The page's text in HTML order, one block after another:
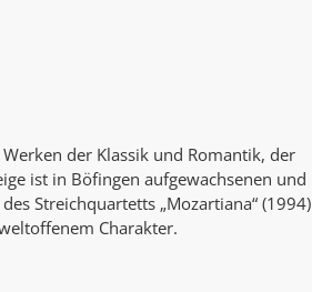
der Klassik und Romantik, der
ist in Böfingen aufgewachsenen und
Streichquartetts „Mozartiana“ (1994)
Charakter.